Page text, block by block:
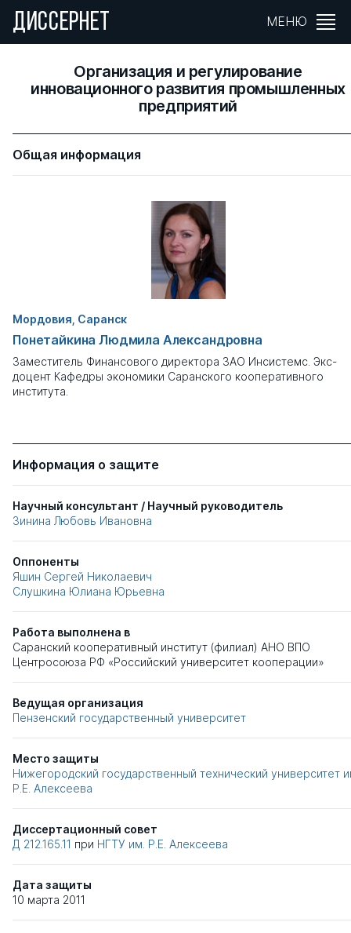
ДИССЕРНЕТ МЕНЮ
Организация и регулирование
инновационного развития промышленных
предприятий
Общая информация
Мордовия, Саранск
Понетайкина Людмила Александровна
Заместитель Финансового директора ЗАО Инсистемс. Экс-
доцент Кафедры экономики Саранского кооперативного
института.
Информация о защите
Научный консультант / Научный руководитель
Зинина Любовь Ивановна
Оппоненты
Яшин Сергей Николаевич
Слушкина Юлиана Юрьевна
Работа выполнена в
Саранский кооперативный институт (филиал) AHO ВПО
Центросоюза РФ «Российский университет кооперации»
Ведущая организация
Пензенский государственный университет
Место защиты
Нижегородский государственный технический университет
Р.Е. Алексеева
Диссертационный совет
Д 212.165.11 при НГТУ им. Р.Е. Алексеева
Дата защиты
10 марта 2011